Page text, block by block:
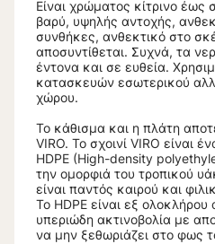
Είναι χρώματος κίτρινο έως
βαρύ, υψηλής αντοχής,
συνθήκες, ανθεκτικό στο
αποσυντίθεται. Συχνά, τα
έντονα και σε ευθεία.
κατασκευών εσωτερικού
χώρου.
Το κάθισμα και η πλάτη
VIRO. Το σχοινί VIRO είναι
HDPE (High-density
την ομορφιά του τροπικού
είναι παντός καιρού και
Το HDPE είναι εξ ολοκλήρου
υπεριώδη ακτινοβολία με
να μην ξεθωριάζει στο φως